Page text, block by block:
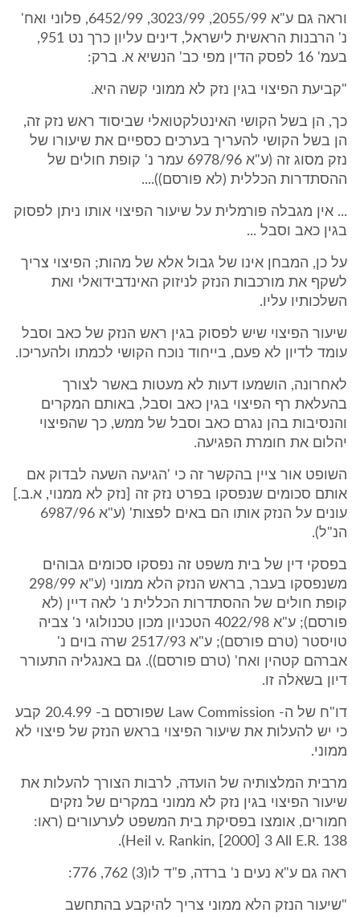
וראה גם ע"א 2055/99, 3023/99, 6452/99, פלוני ואח'
נ' הרבנות הראשית לישראל, דינים עליון כרך נט 951,
בעמ' 16 לפסק הדין מפי כב' הנשיא א. ברק:
"קביעת הפיצוי בגין נזק לא ממוני קשה היא.
כך, הן בשל הקושי האינטלקטואלי שביסוד ראש נזק זה,
הן בשל הקושי להעריך בערכים כספיים את שיעורו של
נזק מסוג זה (ע"א 6978/96 עמר נ' קופת חולים של
ההסתדרות הכללית (לא פורסם))....
... אין מגבלה פורמלית על שיעור הפיצוי אותו ניתן לפסוק
בגין כאב וסבל ...
על כן, המבחן אינו של גבול אלא של מהות; הפיצוי צריך
לשקף את מורכבות הנזק לניזוק האינדבידואלי ואת
השלכותיו עליו.
שיעור הפיצוי שיש לפסוק בגין ראש הנזק של כאב וסבל
עומד לדיון לא פעם, בייחוד נוכח הקושי לכמתו ולהעריכו.
לאחרונה, הושמעו דעות לא מעטות באשר לצורך
בהעלאת רף הפיצוי בגין כאב וסבל, באותם המקרים
והנסיבות בהן נגרם כאב וסבל של ממש, כך שהפיצוי
יהלום את חומרת הפגיעה.
השופט אור ציין בהקשר זה כי 'הגיעה השעה לבדוק אם
אותם סכומים שנפסקו בפרט נזק זה [נזק לא ממנוי, א.ב.]
עונים על הנזק אותו הם באים לפצות' (ע"א 6987/96
הנ"ל).
בפסקי דין של בית משפט זה נפסקו סכומים גבוהים
משנפסקו בעבר, בראש הנזק הלא ממוני (ע"א 298/99
קופת חולים של ההסתדרות הכללית נ' לאה דיין (לא
פורסם); ע"א 4022/98 הטכניון מכון טכנולוגי נ' צביה
טויסטר (טרם פורסם); ע"א 2517/93 שרה בוים נ'
אברהם קטהין ואח' (טרם פורסם)). גם באנגליה התעורר
דיון בשאלה זו.
דו"ח של ה- Law Commission שפורסם ב- 20.4.99 קבע
כי יש להעלות את שיעור הפיצוי בראש הנזק של פיצוי לא
ממוני.
מרבית המלצותיה של הועדה, לרבות הצורך להעלות את
שיעור הפיצוי בגין נזק לא ממוני במקרים של נזקים
חמורים, אומצו בפסיקת בית המשפט לערעורים (ראו:
Heil v. Rankin, [2000] 3 All E.R. 138).
ראה גם ע"א נעים נ' ברדה, פ"ד לו(3) 762, 776:
"שיעור הנזק הלא ממוני צריך להיקבע בהתחשב